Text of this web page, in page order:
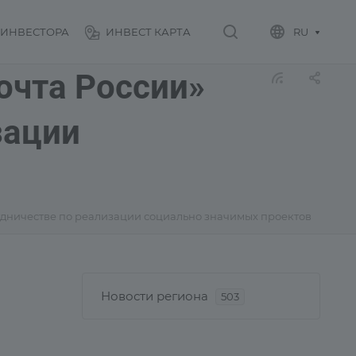
ИНВЕСТОРА ИНВЕСТ КАРТА RU
России»
по реализации социально значимых проектов
Новости региона 503